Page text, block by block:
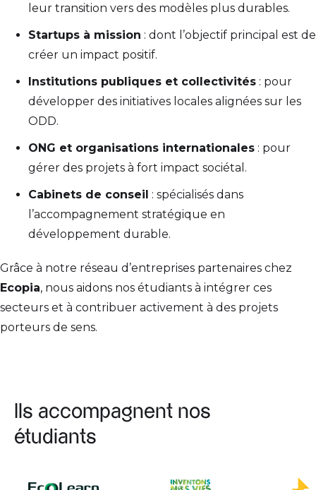
leur transition vers des modèles plus durables.
Startups à mission : dont l’objectif principal est de
créer un impact positif.
Institutions publiques et collectivités : pour
développer des initiatives locales alignées sur les
ODD.
ONG et organisations internationales : pour
gérer des projets à fort impact sociétal.
Cabinets de conseil : spécialisés dans
l’accompagnement stratégique en
développement durable.
Grâce à notre réseau d’entreprises partenaires chez
Ecopia, nous aidons nos étudiants à intégrer ces
secteurs et à contribuer activement à des projets
porteurs de sens.
Ils accompagnent nos
étudiants